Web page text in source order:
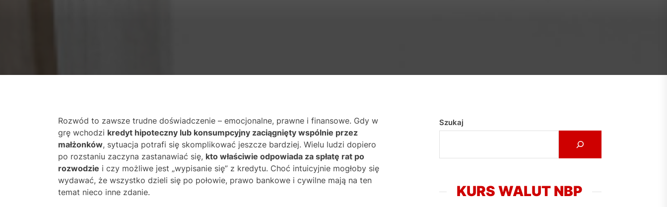
Rozwód to zawsze trudne doświadczenie – emocjonalne, prawne i finansowe. Gdy w
grę wchodzi kredyt hipoteczny lub konsumpcyjny zaciągnięty wspólnie przez
małżonków, sytuacja potrafi się skomplikować jeszcze bardziej. Wielu ludzi dopiero
po rozstaniu zaczyna zastanawiać się, kto właściwie odpowiada za spłatę rat po
rozwodzie i czy możliwe jest „wypisanie się” z kredytu. Choć intuicyjnie mogłoby się
wydawać, że wszystko dzieli się po połowie, prawo bankowe i cywilne mają na ten
temat nieco inne zdanie.
Szukaj
KURS WALUT NBP